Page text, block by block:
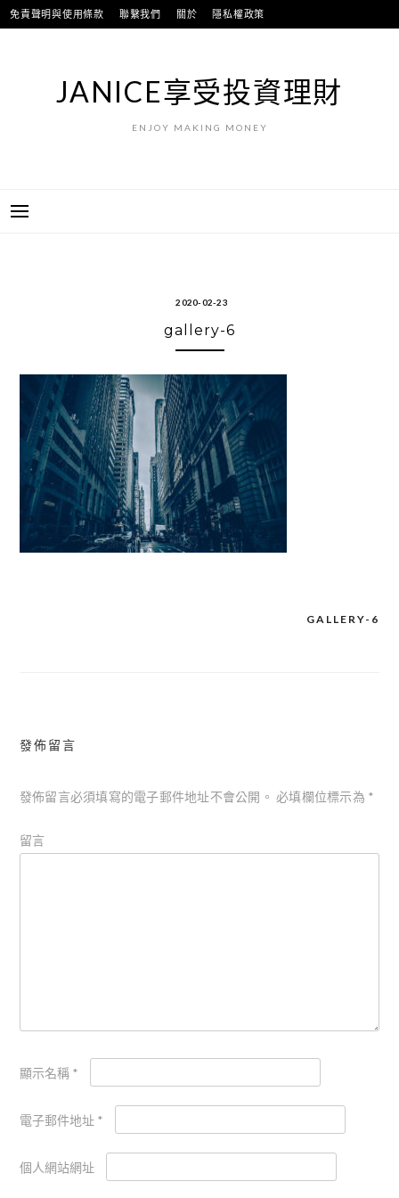
跳
至
免責聲明與使用條款 聯繫我們 關於 隱私權政策
JANICE享受投資理財
ENJOY MAKING MONEY
2020-02-23
gallery-6
GALLERY-6
發佈留言
發佈留言必須填寫的電子郵件地址不會公開。 必填欄位標示為 *
留言
顯示名稱 *
電子郵件地址 *
個人網站網址